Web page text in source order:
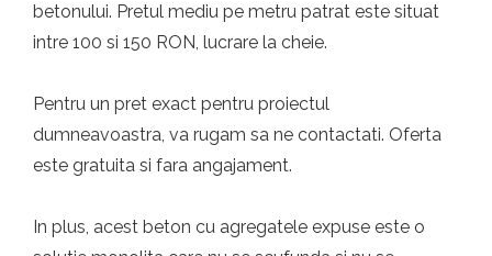
betonului. Pretul mediu pe metru patrat este situat
intre 100 si 150 RON, lucrare la cheie.
Pentru un pret exact pentru proiectul
dumneavoastra, va rugam sa ne contactati. Oferta
este gratuita si fara angajament.
In plus, acest beton cu agregatele expuse este o